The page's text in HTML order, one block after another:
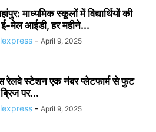
माध्यमिक स्कूलाें में विद्यार्थियों की
ई-मेल आईडी, हर महीने...
- April 9, 2025
रेलवे स्टेशन एक नंबर प्लेटफार्म से फुट
पर...
- April 9, 2025